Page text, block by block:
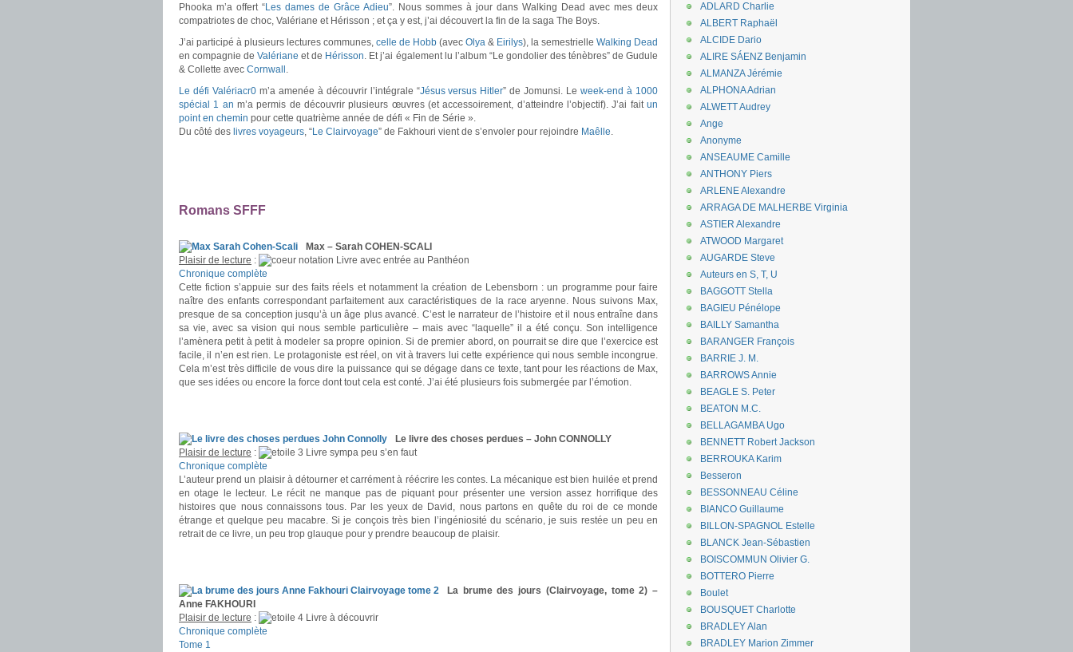
Phooka m’a offert “Les dames de Grâce Adieu”. Nous sommes à jour dans Walking Dead avec mes deux
compatriotes de choc, Valériane et Hérisson ; et ça y est, j’ai découvert la fin de la saga The Boys.
J’ai participé à plusieurs lectures communes, celle de Hobb (avec Olya & Eirilys), la semestrielle Walking Dead
en compagnie deValériane et de Hérisson. Et j’ai également lu l’album “Le gondolier des ténèbres” de Gudule
& Collette avec Cornwall .
Le défi Valériacr0m’a amenée à découvrir l’intégrale “Jésus versus Hitler” de Jomunsi. Leweek-end à 1000
spécial 1 an m’a permis de découvrir plusieurs œuvres (et accessoirement, d’atteindre l’objectif). J’ai faitun
point en chemin pour cette quatrième année de défi « Fin de Série ».
Du côté des livres voyageurs, “Le Clairvoyage” de Fakhouri vient de s’envoler pour rejoindre Maêlle.
Romans SFFF
Max – Sarah COHEN-SCALI
Plaisir de lecture :
Livre avec entrée au Panthéon
Chronique complète
Cette fiction s’appuie sur des faits réels et notamment la création de Lebensborn : un programme pour faire
naître des enfants correspondant parfaitement aux caractéristiques de la race aryenne. Nous suivons Max,
presque de sa conception jusqu’à un âge plus avancé. C’est le narrateur de l’histoire et il nous entraîne dans
sa vie, avec sa vision qui nous semble particulière – mais avec “laquelle” il a été conçu. Son intelligence
l’amènera petit à petit à modeler sa propre opinion. Si de premier abord, on pourrait se dire que l’exercice est
facile, il n’en est rien. Le protagoniste est réel, on vit à travers lui cette expérience qui nous semble incongrue.
Cela m’est très difficile de vous dire la puissance qui se dégage dans ce texte, tant pour les réactions de Max,
que ses idées ou encore la force dont tout cela est conté. J’ai été plusieurs fois submergée par l’émotion.
Le livre des choses perdues – John CONNOLLY
Plaisir de lecture :
Livre sympa peu s’en faut
Chronique complète
L’auteur prend un plaisir à détourner et carrément à réécrire les contes. La mécanique est bien huilée et prend
en otage le lecteur. Le récit ne manque pas de piquant pour présenter une version assez horrifique des
histoires que nous connaissons tous. Par les yeux de David, nous partons en quête du roi de ce monde
étrange et quelque peu macabre. Si je conçois très bien l’ingéniosité du scénario, je suis restée un peu en
retrait de ce livre, un peu trop glauque pour y prendre beaucoup de plaisir.
La brume des jours (Clairvoyage, tome 2) –
Anne FAKHOURI
Plaisir de lecture :
Livre à découvrir
Chronique complète
Tome 1
ADLARD Charlie
ALBERT Raphaël
ALCIDE Dario
ALIRE SÁENZ Benjamin
ALMANZA Jérémie
ALPHONA Adrian
ALWETT Audrey
Ange
Anonyme
ANSEAUME Camille
ANTHONY Piers
ARLENE Alexandre
ARRAGA DE MALHERBE Virginia
ASTIER Alexandre
ATWOOD Margaret
AUGARDE Steve
Auteurs en S, T, U
BAGGOTT Stella
BAGIEU Pénélope
BAILLY Samantha
BARANGER François
BARRIE J. M.
BARROWS Annie
BEAGLE S. Peter
BEATON M.C.
BELLAGAMBA Ugo
BENNETT Robert Jackson
BERROUKA Karim
Besseron
BESSONNEAU Céline
BIANCO Guillaume
BILLON-SPAGNOL Estelle
BLANCK Jean-Sébastien
BOISCOMMUN Olivier G.
BOTTERO Pierre
Boulet
BOUSQUET Charlotte
BRADLEY Alan
BRADLEY Marion Zimmer